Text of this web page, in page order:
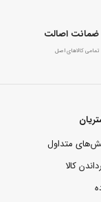
ضمانت اصالت
تمامی کالاهای اصل
متداول
کالا